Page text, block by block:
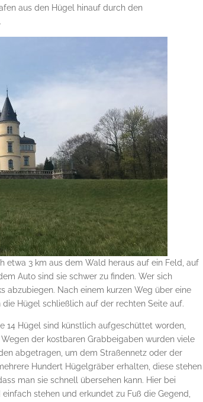
aus den Hügel hinauf durch den
etwa 3 km aus dem Wald heraus auf ein Feld, auf
Auto sind sie schwer zu finden. Wer sich
abzubiegen. Nach einem kurzen Weg über eine
Hügel schließlich auf der rechten Seite auf.
14 Hügel sind künstlich aufgeschüttet worden,
der kostbaren Grabbeigaben wurden viele
abgetragen, um dem Straßennetz oder der
Hundert Hügelgräber erhalten, diese stehen
man sie schnell übersehen kann. Hier bei
stehen und erkundet zu Fuß die Gegend,